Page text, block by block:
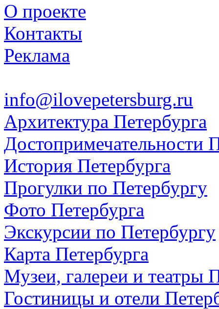
О проекте
Контакты
Реклама
info@ilovepetersburg.ru
Архитектура Петербурга
Достопримечательности
История Петербурга
Прогулки по Петербургу
Фото Петербурга
Экскурсии по Петербургу
Карта Петербурга
Музеи, галереи и театры
Гостиницы и отели